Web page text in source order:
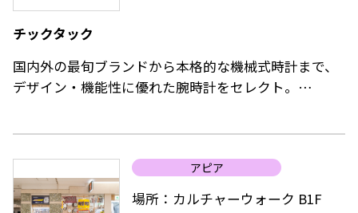
チックタック
国内外の最旬ブランドから本格的な機械式時計まで、
デザイン・機能性に優れた腕時計をセレクト。
ージウォッチも豊富に取り揃えています。
かわからない」そんな方にもスタッフが一緒にギフト
選びのお手伝いをします。また腕時計の修理・電池交
アピア
場所：カルチャーウォーク B1F